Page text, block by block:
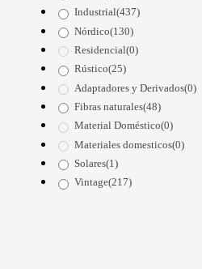
Industrial(437)
Nórdico(130)
Residencial(0)
Rústico(25)
Adaptadores y Derivados(0)
Fibras naturales(48)
Material Doméstico(0)
Materiales domesticos(0)
Solares(1)
Vintage(217)